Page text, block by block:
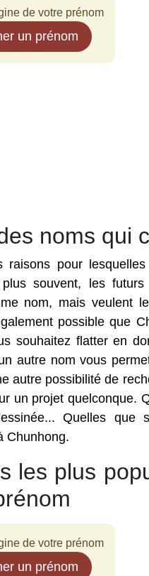
de votre prénom
un prénom
noms qui
raisons pour
plus souvent, les
nom, mais veulent
possible que
souhaitez flatter en
autre nom vous
autre possibilité de
un projet quelconque.
Quelles
Chunhong.
les plus
de votre prénom
un prénom